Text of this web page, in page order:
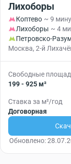
Лихоборы
Коптево ~ 9
Лихоборы ~ 4
Петровско-
Москва, 2-й
Свободные
199 - 925 м²
Ставка за м²/год
Договорная
Обновлено: